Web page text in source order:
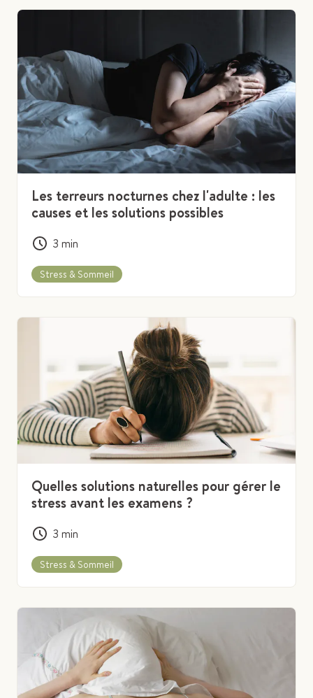
Les terreurs nocturnes chez l'adulte : les
causes et les solutions possibles
3 min
Stress & Sommeil
Quelles solutions naturelles pour gérer le
stress avant les examens ?
3 min
Stress & Sommeil